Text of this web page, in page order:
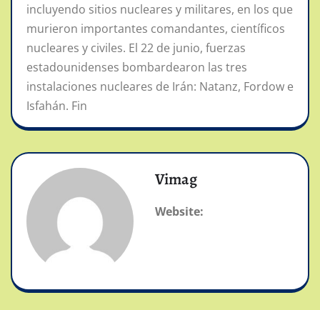
incluyendo sitios nucleares y militares, en los que
murieron importantes comandantes, científicos
nucleares y civiles. El 22 de junio, fuerzas
estadounidenses bombardearon las tres
instalaciones nucleares de Irán: Natanz, Fordow e
Isfahán. Fin
Vimag
Website: